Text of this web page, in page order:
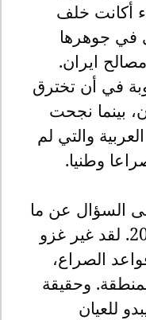
أكانت خلف
في جوهرها
ايران.
في أن تخترق
بينما نجحت
والتي لم
وطنيا.
السؤال عن ما
آل اليه الصراع بعد عام 2003. لقد غير غزو
الصراع،
وحقيقة
للعيان